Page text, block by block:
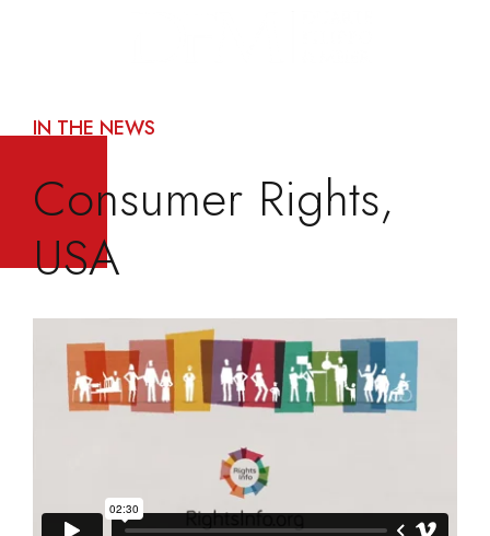
IN THE NEWS
Consumer Rights,
USA